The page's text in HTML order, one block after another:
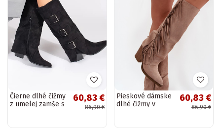
Čierne dlhé čižmy
z umelej zamše s
60,83 €
86,90 €
Pieskové dámske
dlhé čižmy v
60,83 €
86,90 €